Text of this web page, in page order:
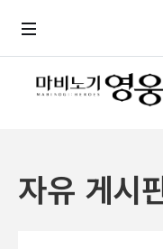
자유 게시